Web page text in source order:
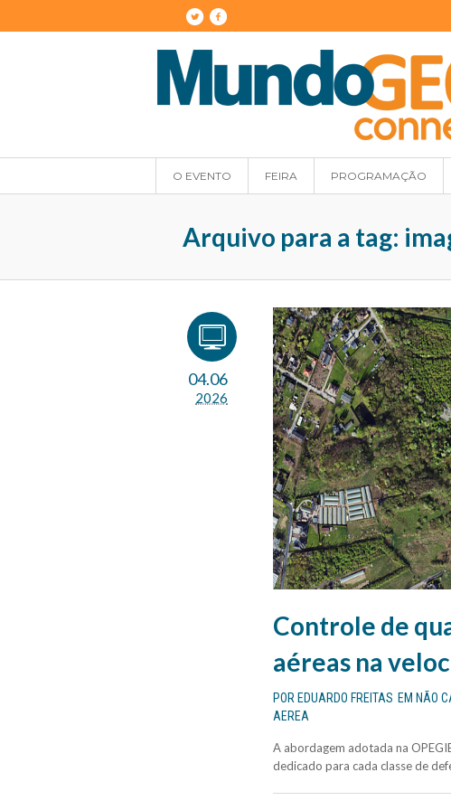
O EVENTO FEIRA PROGRAMAÇÃO
Arquivo para a tag:
04.06
2026
Controle de
aéreas na
POR EDUARDO FREITAS EM NÃO
AEREA
A abordagem adotada na
dedicado para cada classe de